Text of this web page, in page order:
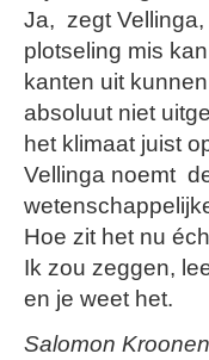
Ja, zegt
plotseling mis
kanten uit
absoluut niet
het klimaat juist
Vellinga noemt
Hoe zit het nu
Ik zou zeggen,
en je weet het.
Salomon